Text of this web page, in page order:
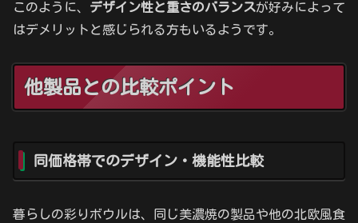
このように、 デザイン性と重さのバランスが好みによって
はデメリットと感じられる方もいるようです。
他製品との比較ポイント
同価格帯でのデザイン・機能性比較
暮らしの彩りボウルは、同じ美濃焼の製品や他の北欧風食